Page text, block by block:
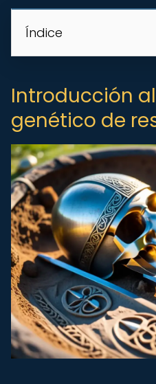
Índice
Introducción
genético de